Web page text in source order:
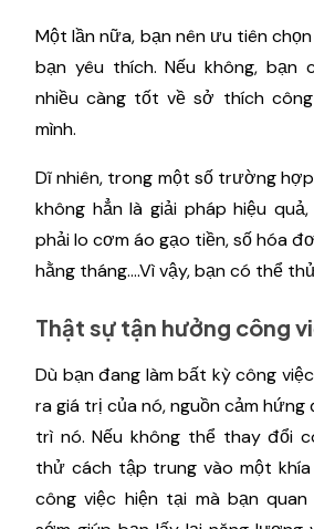
Một lần nữa, bạn nên ưu tiên
bạn yêu thích. Nếu không, bạn
nhiều càng tốt về sở thích
mình.
Dĩ nhiên, trong một số trường
không hẳn là giải pháp hiệu
phải lo cơm áo gạo tiền, số hóa
hằng tháng….Vì vậy, bạn có thể
Thật sự tận hưởng công
Dù bạn đang làm bất kỳ công
ra giá trị của nó, nguồn cảm
trì nó. Nếu không thể thay đổi
thử cách tập trung vào một
công việc hiện tại mà bạn